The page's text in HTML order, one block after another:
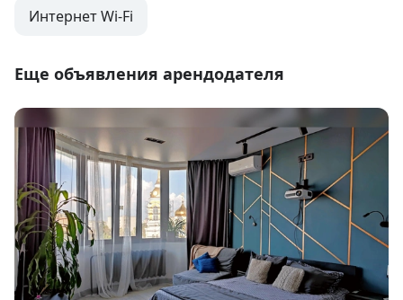
Интернет Wi-Fi
Еще объявления арендодателя